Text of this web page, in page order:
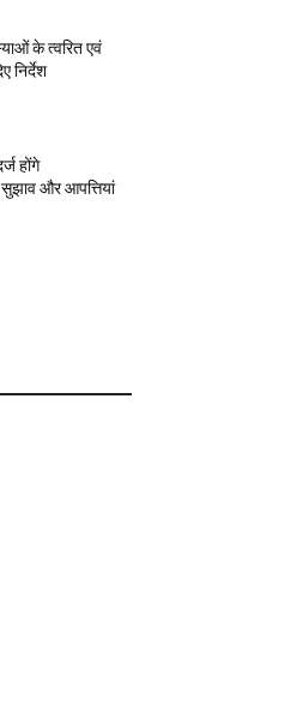
के त्वरित एवं
निर्देश
होंगे
और आपत्तियां